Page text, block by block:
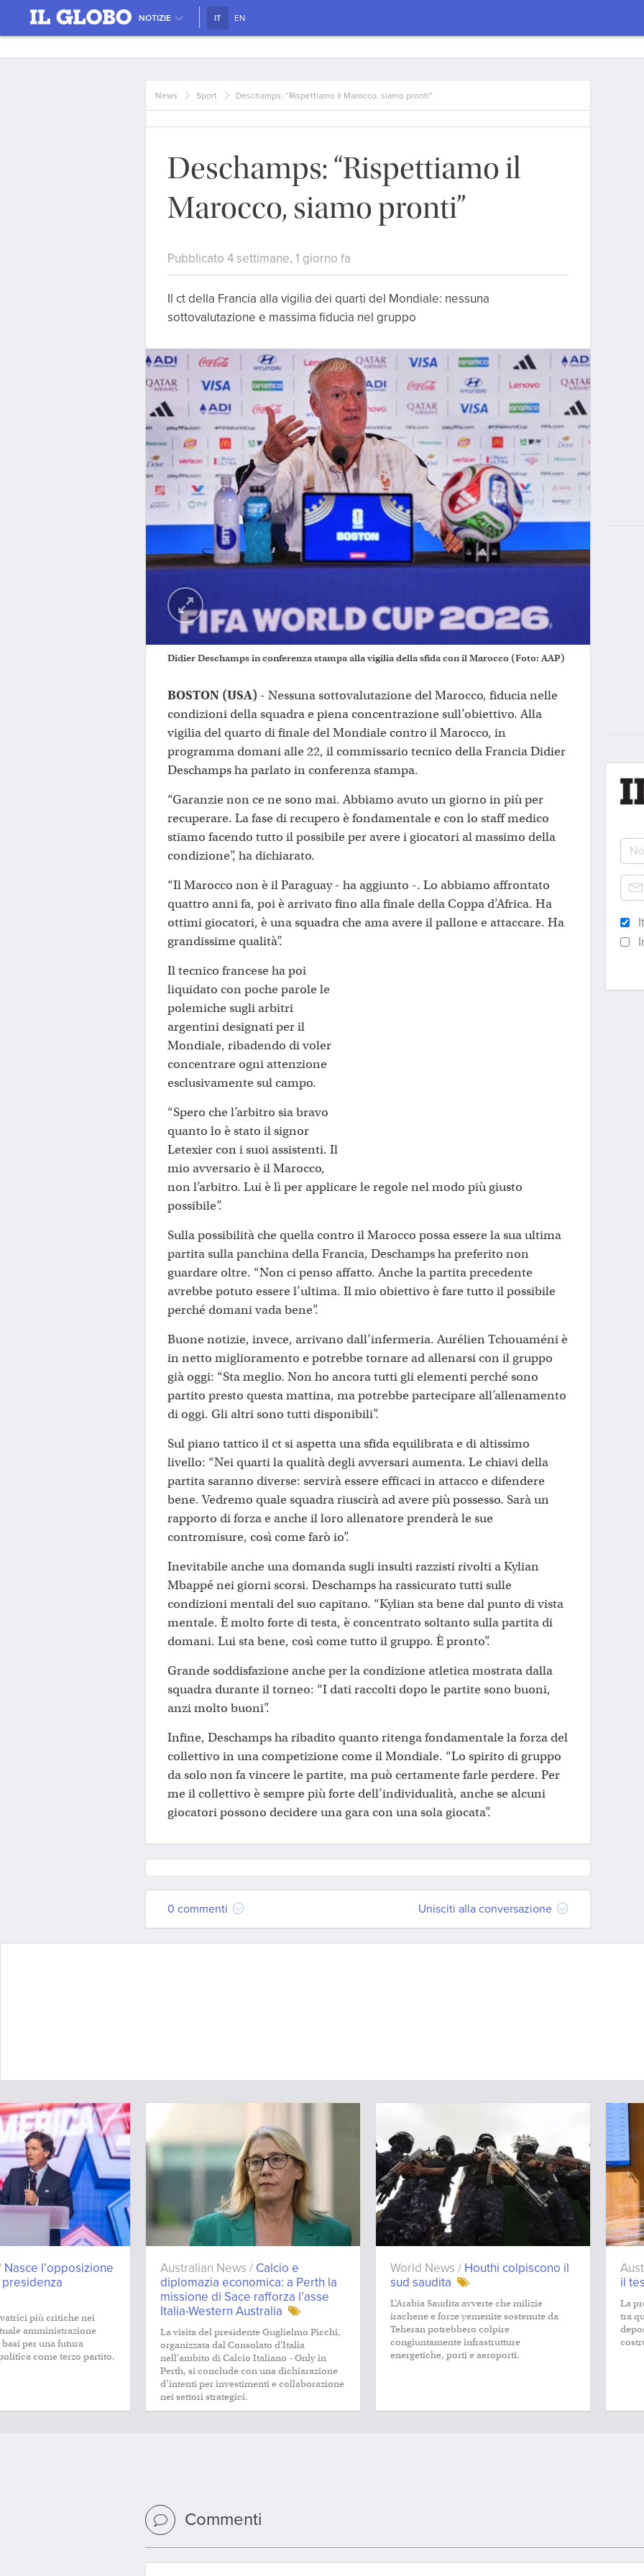
NOTIZIE IT EN
News Sport Deschamps: “Rispettiamo il Marocco, siamo pronti”
Deschamps: “Rispettiamo il
Marocco, siamo pronti”
Pubblicato 4 settimane, 1 giorno fa
Il ct della Francia alla vigilia dei quarti del Mondiale: nessuna
sottovalutazione e massima fiducia nel gruppo
Didier Deschamps in conferenza stampa alla vigilia della sfida con il Marocco (Foto: AAP)
BOSTON (USA) - Nessuna sottovalutazione del Marocco, fiducia nelle
condizioni della squadra e piena concentrazione sull’obiettivo. Alla
vigilia del quarto di finale del Mondiale contro il Marocco, in
programma domani alle 22, il commissario tecnico della Francia Didier
Deschamps ha parlato in conferenza stampa.
“Garanzie non ce ne sono mai. Abbiamo avuto un giorno in più per
recuperare. La fase di recupero è fondamentale e con lo staff medico
stiamo facendo tutto il possibile per avere i giocatori al massimo della
condizione”, ha dichiarato.
“Il Marocco non è il Paraguay - ha aggiunto -. Lo abbiamo affrontato
quattro anni fa, poi è arrivato fino alla finale della Coppa d’Africa. Ha
ottimi giocatori, è una squadra che ama avere il pallone e attaccare. Ha
grandissime qualità”.
Il tecnico francese ha poi
liquidato con poche parole le
polemiche sugli arbitri
argentini designati per il
Mondiale, ribadendo di voler
concentrare ogni attenzione
esclusivamente sul campo.
“Spero che l’arbitro sia bravo
quanto lo è stato il signor
Letexier con i suoi assistenti. Il
mio avversario è il Marocco,
non l’arbitro. Lui è lì per applicare le regole nel modo più giusto
possibile”.
Sulla possibilità che quella contro il Marocco possa essere la sua ultima
partita sulla panchina della Francia, Deschamps ha preferito non
guardare oltre. “Non ci penso affatto. Anche la partita precedente
avrebbe potuto essere l’ultima. Il mio obiettivo è fare tutto il possibile
perché domani vada bene”.
Buone notizie, invece, arrivano dall’infermeria. Aurélien Tchouaméni è
in netto miglioramento e potrebbe tornare ad allenarsi con il gruppo
già oggi: “Sta meglio. Non ho ancora tutti gli elementi perché sono
partito presto questa mattina, ma potrebbe partecipare all’allenamento
di oggi. Gli altri sono tutti disponibili”.
Sul piano tattico il ct si aspetta una sfida equilibrata e di altissimo
livello: “Nei quarti la qualità degli avversari aumenta. Le chiavi della
partita saranno diverse: servirà essere efficaci in attacco e difendere
bene. Vedremo quale squadra riuscirà ad avere più possesso. Sarà un
rapporto di forza e anche il loro allenatore prenderà le sue
contromisure, così come farò io”.
Inevitabile anche una domanda sugli insulti razzisti rivolti a Kylian
Mbappé nei giorni scorsi. Deschamps ha rassicurato tutti sulle
condizioni mentali del suo capitano. “Kylian sta bene dal punto di vista
mentale. È molto forte di testa, è concentrato soltanto sulla partita di
domani. Lui sta bene, così come tutto il gruppo. È pronto”.
Grande soddisfazione anche per la condizione atletica mostrata dalla
squadra durante il torneo: “I dati raccolti dopo le partite sono buoni,
anzi molto buoni”.
Infine, Deschamps ha ribadito quanto ritenga fondamentale la forza del
collettivo in una competizione come il Mondiale. “Lo spirito di gruppo
da solo non fa vincere le partite, ma può certamente farle perdere. Per
me il collettivo è sempre più forte dell’individualità, anche se alcuni
giocatori possono decidere una gara con una sola giocata”.
0 commenti Unisciti alla conversazione
Nasce l’opposizione
più critiche nei
amministrazione
per una futura
come terzo partito.
Australian News / Calcio e
diplomazia economica: a Perth la
missione di Sace rafforza l’asse
Italia-Western Australia
La visita del presidente Guglielmo Picchi,
organizzata dal Consolato d'Italia
nell'ambito di Calcio Italiano - Only in
Perth, si conclude con una dichiarazione
d’intenti per investimenti e collaborazione
nei settori strategici.
World News / Houthi colpiscono il
sud saudita
L’Arabia Saudita avverte che milizie
irachene e forze yemenite sostenute da
Teheran potrebbero colpire
congiuntamente infrastrutture
energetiche, porti e aeroporti.
il
La
tra
Commenti